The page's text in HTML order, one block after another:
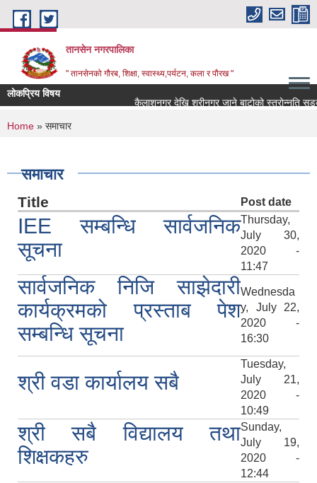
Skip to main content
तानसेन नगरपालिका
" तानसेनको गौरब, शिक्षा, स्वास्थ्य,पर्यटन, कला र पौरख "
लोकप्रिय विषय
You are here
Home » समाचार
समाचार
Title Post date
IEE सम्बन्धि सार्वजनिक
सूचना
Thursday,
July 30,
2020 -
11:47
सार्वजनिक निजि साझेदारी
कार्यक्रमको प्रस्ताब पेश
सम्बन्धि सूचना
Wednesda
y, July 22,
2020 -
16:30
श्री वडा कार्यालय सबै
Tuesday,
July 21,
2020 -
10:49
श्री सबै विद्यालय तथा
शिक्षकहरु
Sunday,
July 19,
2020 -
12:44